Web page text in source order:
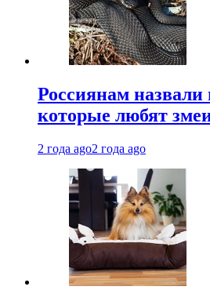
Россиянам назвали
которые любят
2 года ago2 года ago